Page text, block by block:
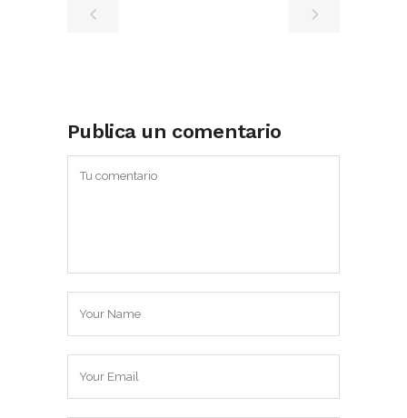
Publica un comentario